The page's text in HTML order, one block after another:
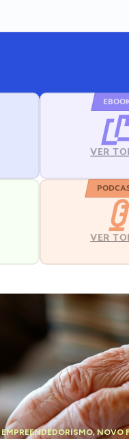
VER
VER
EMPREENDEDORISMO,NOVO